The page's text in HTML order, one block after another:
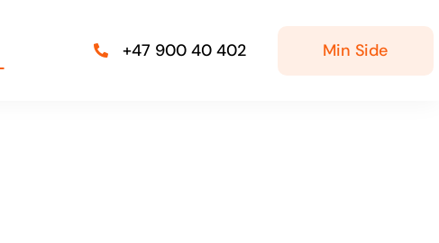
+47 900 40 402 Min Side